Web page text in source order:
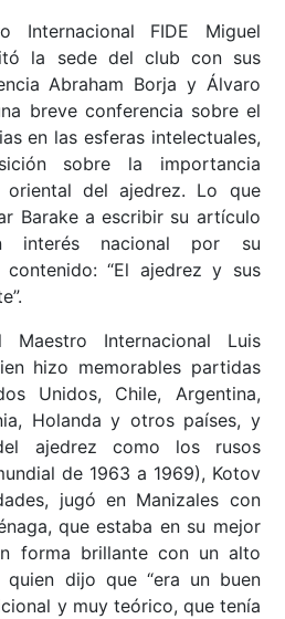
Internacional FIDE Miguel
la sede del club con sus
Abraham Borja y Álvaro
breve conferencia sobre el
en las esferas intelectuales,
sobre la importancia
del ajedrez. Lo que
Barake a escribir su artículo
interés nacional por su
“El ajedrez y sus
Internacional Luis
hizo memorables partidas
Unidos, Chile, Argentina,
Holanda y otros países, y
ajedrez como los rusos
de 1963 a 1969), Kotov
jugó en Manizales con
que estaba en su mejor
forma brillante con un alto
dijo que “era un buen
y muy teórico, que tenía